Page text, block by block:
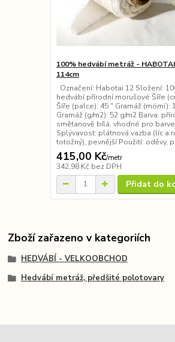
100% hedvábí metráž - HABOTAI
114cm
Označení: Habotai 12 Složení:
hedvábí přírodní morušové Šíře
Šíře (palce): 45 ″ Gramáž (mómí):
Gramáž (g/m2): 52 g/m2 Barva:
smětanově bílá, vhodné pro
Splývavost: plátnová vazba (líc a
totožný), pevnější Použití: oděvy,
415,00 Kč/metr
342,98 Kč bez DPH
Přidat do
Zboží zařazeno v kategoriích
HEDVÁBÍ - VELKOOBCHOD
Hedvábí metráž, předšité polotovary